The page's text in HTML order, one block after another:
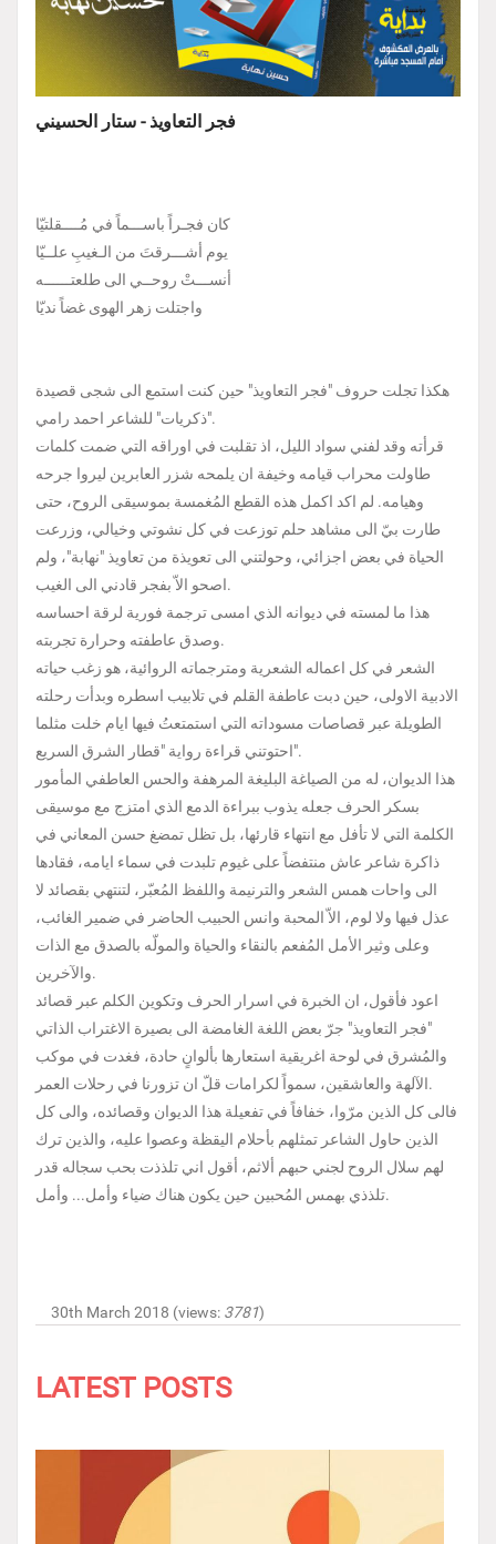
فجر التعاويذ - ستار الحسيني
كان فجـراً باســـماً في مُــــقلتيّا
يوم أشـــرقتَ من الـغيبِ علــيّا
أنســـتْ روحــي الى طلعتــــــه
واجتلت زهر الهوى غضاً نديّا
هكذا تجلت حروف "فجر التعاويذ" حين كنت استمع الى شجى قصيدة
"ذكريات" للشاعر احمد رامي.
قرأته وقد لفني سواد الليل، اذ تقلبت في اوراقه التي ضمت كلمات
طاولت محراب قيامه وخيفة ان يلمحه شزر العابرين ليروا جرحه
وهيامه. لم اكد اكمل هذه القطع المُغمسة بموسيقى الروح، حتى
طارت بيّ الى مشاهد حلم توزعت في كل نشوتي وخيالي، وزرعت
الحياة في بعض اجزائي، وحولتني الى تعويذة من تعاويذ "نهابة"، ولم
اصحو الاّ بفجر قادني الى الغيب.
هذا ما لمسته في ديوانه الذي امسى ترجمة فورية لرقة احساسه
وصدق عاطفته وحرارة تجربته.
الشعر في كل اعماله الشعرية ومترجماته الروائية، هو زغب حياته
الادبية الاولى، حين دبت عاطفة القلم في تلابيب اسطره وبدأت رحلته
الطويلة عبر قصاصات مسوداته التي استمتعتُ فيها ايام خلت مثلما
احتوتني قراءة رواية "قطار الشرق السريع".
هذا الديوان، له من الصياغة البليغة المرهفة والحس العاطفي المأمور
بسكر الحرف جعله يذوب ببراءة الدمع الذي امتزج مع موسيقى
الكلمة التي لا تأفل مع انتهاء قارئها، بل تظل تمضغ حسن المعاني في
ذاكرة شاعر عاش منتفضاً على غيوم تلبدت في سماء ايامه، فقادها
الى واحات همس الشعر والترنيمة واللفظ المُعبّر، لتنتهي بقصائد لا
عذل فيها ولا لوم، الاّ المحبة وانس الحبيب الحاضر في ضمير الغائب،
وعلى وثير الأمل المُفعم بالنقاء والحياة والمولّه بالصدق مع الذات
والآخرين.
اعود فأقول، ان الخبرة في اسرار الحرف وتكوين الكلم عبر قصائد
"فجر التعاويذ" جرّ بعض اللغة الغامضة الى بصيرة الاغتراب الذاتي
والمُشرق في لوحة اغريقية استعارها بألوانٍ حادة، فغدت في موكب
الآلهة والعاشقين، سمواً لكرامات قلّ ان تزورنا في رحلات العمر.
فالى كل الذين مرّوا، خفافاً في تفعيلة هذا الديوان وقصائده، والى كل
الذين حاول الشاعر تمثلهم بأحلام اليقظة وعصوا عليه، والذين ترك
لهم سلال الروح لجني حبهم ألاثم، أقول اني تلذذت بحب سجاله قدر
تلذذي بهمس المُحبين حين يكون هناك ضياء وأمل... وأمل.
30th March 2018 (views: 3781)
LATEST POSTS